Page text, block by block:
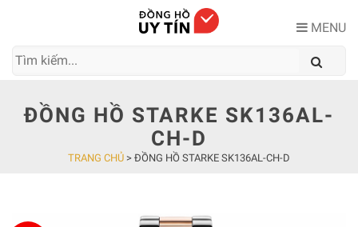
MENU
ĐỒNG HỒ STARKE SK136AL-
CH-D
TRANG CHỦ > ĐỒNG HỒ STARKE SK136AL-CH-D